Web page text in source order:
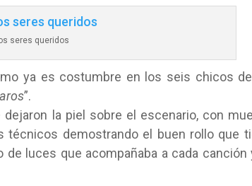
seres queridos
ya es costumbre en los seis chicos
”.
la piel sobre el escenario, con
demostrando el buen rollo que
luces que acompañaba a cada canción